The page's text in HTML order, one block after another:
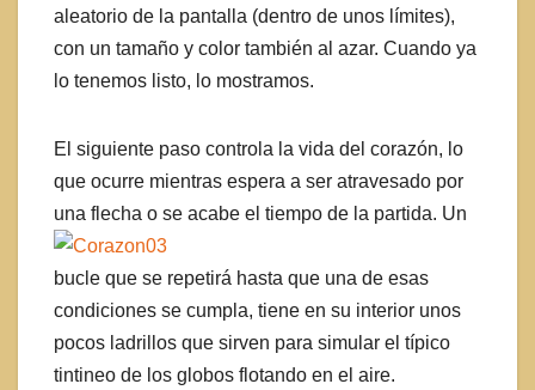
aleatorio de la pantalla (dentro de unos límites),
con un tamaño y color también al azar. Cuando ya
lo tenemos listo, lo mostramos.
El siguiente paso controla la vida del corazón, lo
que ocurre mientras espera a ser atravesado por
una flecha o se acabe el tiempo de la partida. Un
bucle que se repetirá hasta que una de esas
condiciones se cumpla, tiene en su interior unos
pocos ladrillos que sirven para simular el típico
tintineo de los globos flotando en el aire.